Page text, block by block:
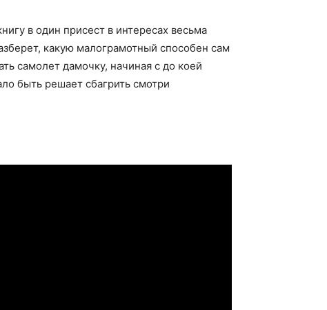
в один присест в интересах весьма
какую малограмотный способен сам
самолет дамочку, начиная с до коей
быть решает сбагрить смотри